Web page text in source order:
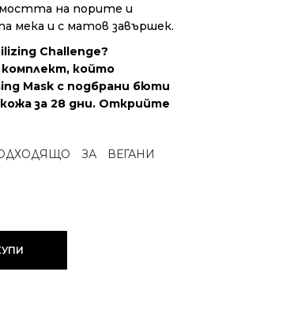
на порите и
мека и с матов завършек.
Challenge?
комплект, който
Mask с подбрани бюти
за 28 дни. Открийте
ЗА ВЕГАНИ